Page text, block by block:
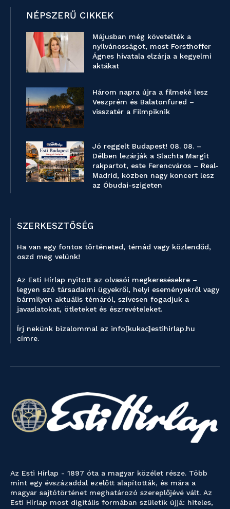
NÉPSZERŰ CIKKEK
Májusban még követelték a
nyilvánosságot, most Forsthoffer
Ágnes hivatala elzárja a kegyelmi
aktákat
Három napra újra a filmeké lesz
Veszprém és Balatonfüred –
visszatér a Filmpiknik
Jó reggelt Budapest! 08. 08. –
Délben lezárják a Slachta Margit
rakpartot, este Ferencváros – Real-
Madrid, közben nagy koncert lesz
az Óbudai-szigeten
SZERKESZTŐSÉG
Ha van egy fontos történeted, témád vagy közlendőd,
oszd meg velünk!
Az Esti Hírlap nyitott az olvasói megkeresésekre –
legyen szó társadalmi ügyekről, helyi eseményekről vagy
bármilyen aktuális témáról, szívesen fogadjuk a
javaslatokat, ötleteket és észrevételeket.
Írj nekünk bizalommal az info[kukac]estihirlap.hu
címre.
Az Esti Hírlap - 1897 óta a magyar közélet része. Több
mint egy évszázaddal ezelőtt alapították, és mára a
magyar sajtótörténet meghatározó szereplőjévé vált. Az
Esti Hírlap most digitális formában születik újjá: hiteles,